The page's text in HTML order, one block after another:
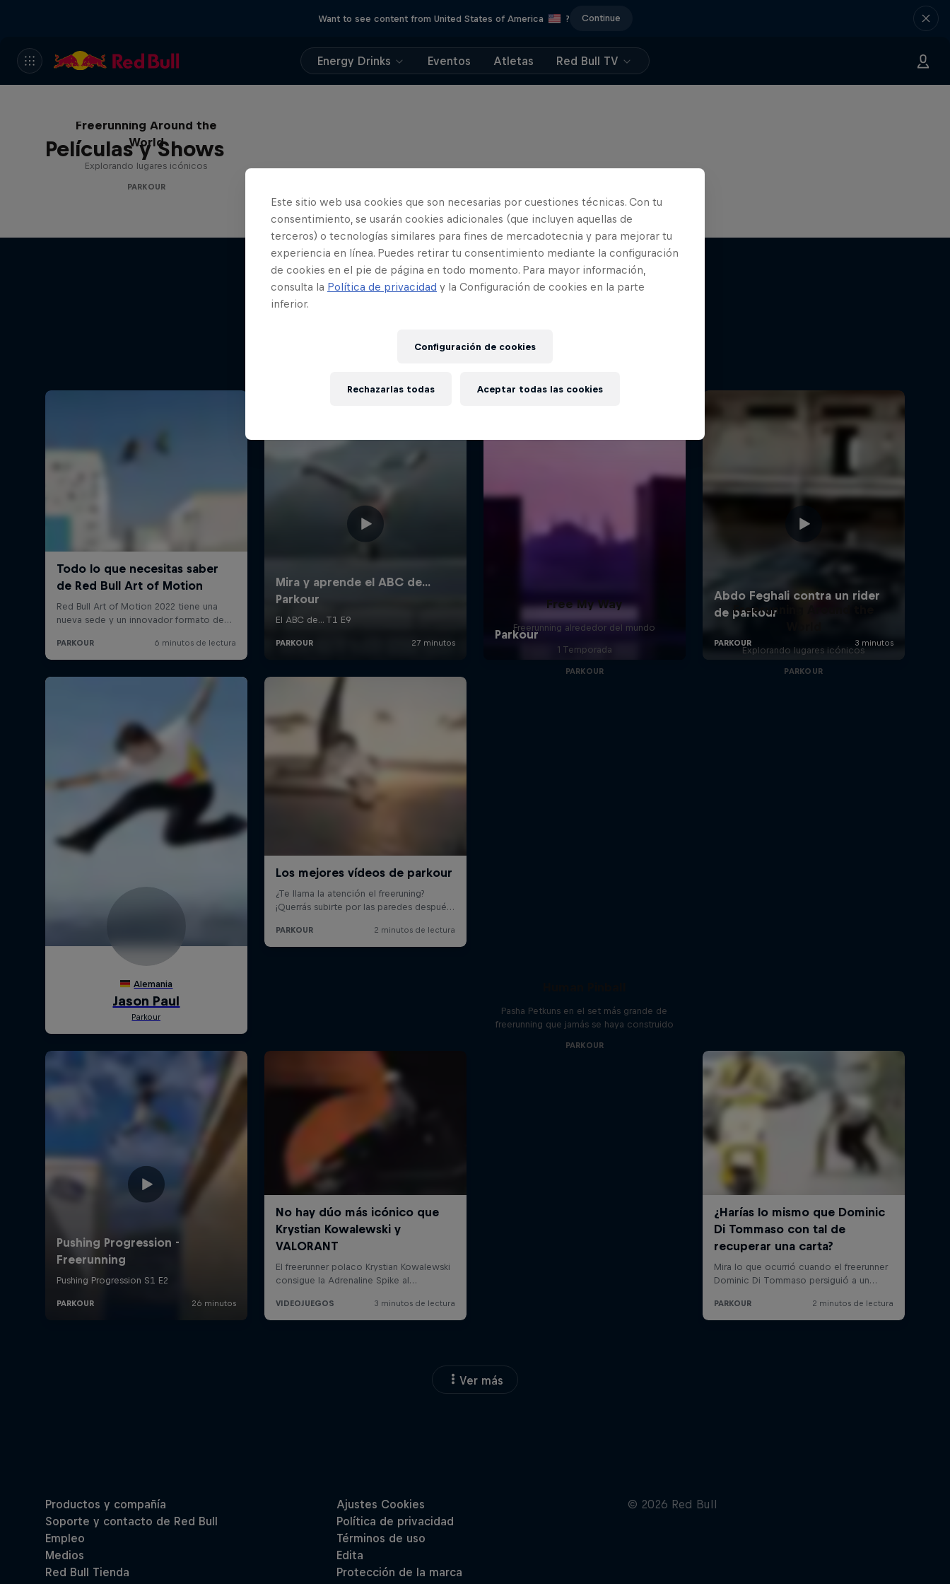
Want to see content from United States of America ? Continue
Energy Drinks Eventos Atletas Red Bull TV
Películas y Shows
Freerunning Around the
World
Explorando lugares icónicos
PARKOUR
Free My Way
Freerunning alrededor del mundo
1 Temporada
PARKOUR
Freerunning Around the
Explorando lugares icónicos
PARKOUR
Pasha Petkuns en el set más grande de
freerunning que jamás se haya construido
PARKOUR
Ver más
Este sitio web usa cookies que son necesarias por cuestiones técnicas. Con tu
consentimiento, se usarán cookies adicionales (que incluyen aquellas de
terceros) o tecnologías similares para fines de mercadotecnia y para mejorar tu
experiencia en línea. Puedes retirar tu consentimiento mediante la configuración
de cookies en el pie de página en todo momento. Para mayor información,
consulta la Política de privacidad y la Configuración de cookies en la parte
inferior.
Configuración de cookies
Rechazarlas todas Aceptar todas las cookies